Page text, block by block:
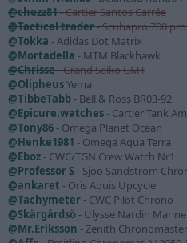
@chezz81- Cartier Santos Carrée
@Tactical trader- Scubapro 700
@Tokka - Adidas Dot Matrix
@Mortadella - MTM Blackhawk
@Chrisse- Grand Seiko GMT
@OlipheusYema
@TibbeTabb - Bell & Ross BR03-92
@Epicure.watches - Cartier Tank
@Tony86 - Omega Planet Ocean
@Henke1981 - Omega Aqua Terra
@Eboz - CWC/TGN Crew Watch Nr1
@Professor S - Sjöö Sandström
@ankaret - Oris Aquis Upcycle
@Tachymeter - CWC Pilot Chrono
@Skärgårdsö - Ulysse Nardin
@Mr.Eriksson - Zenith